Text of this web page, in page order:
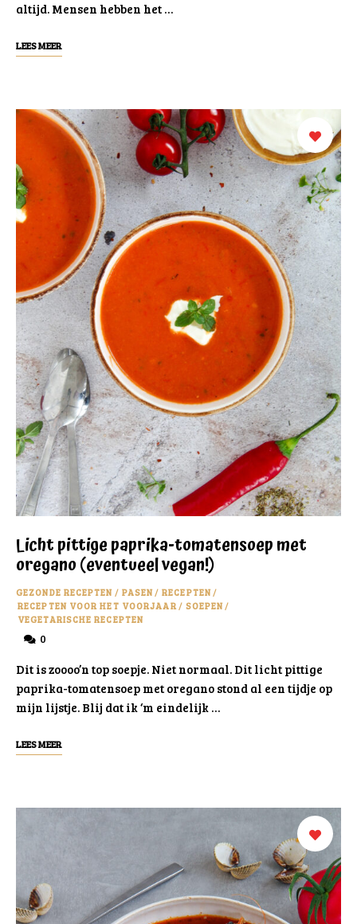
altijd. Mensen hebben het …
LEES MEER
Licht pittige paprika-tomatensoep met
oregano (eventueel vegan!)
GEZONDE RECEPTEN / PASEN / RECEPTEN/
RECEPTEN VOOR HET VOORJAAR / SOEPEN /
VEGETARISCHE RECEPTEN
0
Dit is zoooo’n top soepje. Niet normaal. Dit licht pittige
paprika-tomatensoep met oregano stond al een tijdje op
mijn lijstje. Blij dat ik ‘m eindelijk …
LEES MEER